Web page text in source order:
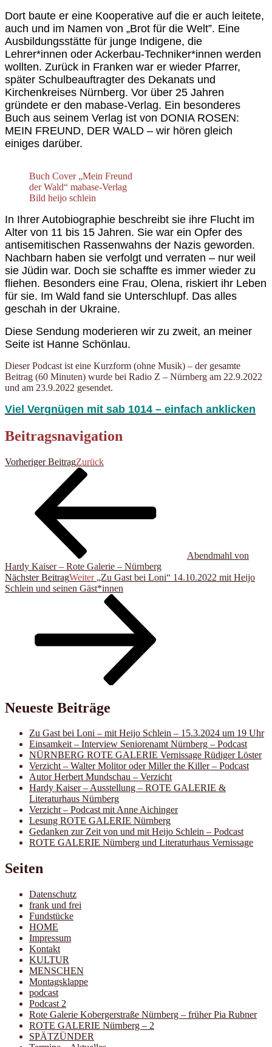
Dort baute er eine Kooperative auf die er auch leitete,
auch und im Namen von „Brot für die Welt”. Eine
Ausbildungsstätte für junge Indigene, die
Lehrer*innen oder Ackerbau-Techniker*innen werden
wollten. Zurück in Franken war er wieder Pfarrer,
später Schulbeauftragter des Dekanats und
Kirchenkreises Nürnberg. Vor über 25 Jahren
gründete er den mabase-Verlag. Ein besonderes
Buch aus seinem Verlag ist von DONIA ROSEN:
MEIN FREUND, DER WALD – wir hören gleich
einiges darüber.
Buch Cover „Mein Freund
der Wald“ mabase-Verlag
Bild heijo schlein
In Ihrer Autobiographie beschreibt sie ihre Flucht im
Alter von 11 bis 15 Jahren. Sie war ein Opfer des
antisemitischen Rassenwahns der Nazis geworden.
Nachbarn haben sie verfolgt und verraten – nur weil
sie Jüdin war. Doch sie schaffte es immer wieder zu
fliehen. Besonders eine Frau, Olena, riskiert ihr Leben
für sie. Im Wald fand sie Unterschlupf. Das alles
geschah in der Ukraine.
Diese Sendung moderieren wir zu zweit, an meiner
Seite ist Hanne Schönlau.
Dieser Podcast ist eine Kurzform (ohne Musik) – der gesamte
Beitrag (60 Minuten) wurde bei Radio Z – Nürnberg am 22.9.2022
und am 23.9.2022 gesendet.
Viel Vergnügen mit sab 1014 – einfach anklicken
Beitragsnavigation
Vorheriger BeitragZurück
Abendmahl von
Hardy Kaiser – Rote Galerie – Nürnberg
Nächster BeitragWeiter „Zu Gast bei Loni“ 14.10.2022 mit Heijo
Schlein und seinen Gäst*innen
Neueste Beiträge
Zu Gast bei Loni – mit Heijo Schlein – 15.3.2024 um 19 Uhr
Einsamkeit – Interview Seniorenamt Nürnberg – Podcast
NÜRNBERG ROTE GALERIE Vernissage Rüdiger Löster
Verzicht – Walter Molitor oder Miller the Killer – Podcast
Autor Herbert Mundschau – Verzicht
Hardy Kaiser – Ausstellung – ROTE GALERIE &
Literaturhaus Nürnberg
Verzicht – Podcast mit Anne Aichinger
Lesung ROTE GALERIE Nürnberg
Gedanken zur Zeit von und mit Heijo Schlein – Podcast
ROTE GALERIE Nürnberg und Literaturhaus Vernissage
Seiten
Datenschutz
frank und frei
Fundstücke
HOME
Impressum
Kontakt
KULTUR
MENSCHEN
Montagsklappe
podcast
Podcast 2
Rote Galerie Kobergerstraße Nürnberg – früher Pia Rubner
ROTE GALERIE Nürnberg – 2
SPÄTZÜNDER